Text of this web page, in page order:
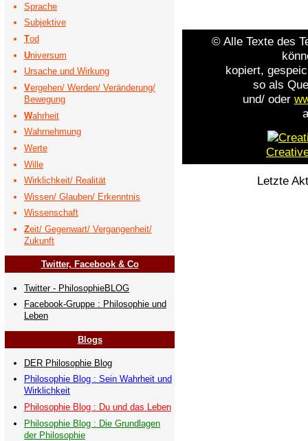
Sprache
Subjektive
Tod
Universum
Ursache und Wirkung
Vergehen/ Werden/ Veränderung/
Bewegung
Wahrheit
Wahrnehmung
Werte
Wille
Wirklichkeit/ Realität
Wissen/ Glauben/ Erkenntnis
Wissenschaft
Zeit/ Gegenwart/ Vergangenheit/
Zukunft
Twitter, Facebook & Co
Twitter - PhilosophieBLOG
Facebook-Gruppe : Philosophie und
Leben
Blogs
DER Philosophie Blog
Philosophie Blog : Sein Wahrheit und
Wirklichkeit
Philosophie Blog : Du und das Leben
Philosophie Blog : Die Grundlagen
der Philosophie
© Alle Texte des
kopiert,
so als
und/ oder
Letzte